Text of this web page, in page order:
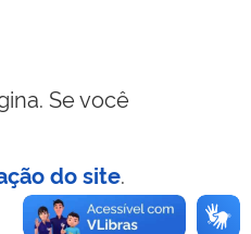
Se você
do site.